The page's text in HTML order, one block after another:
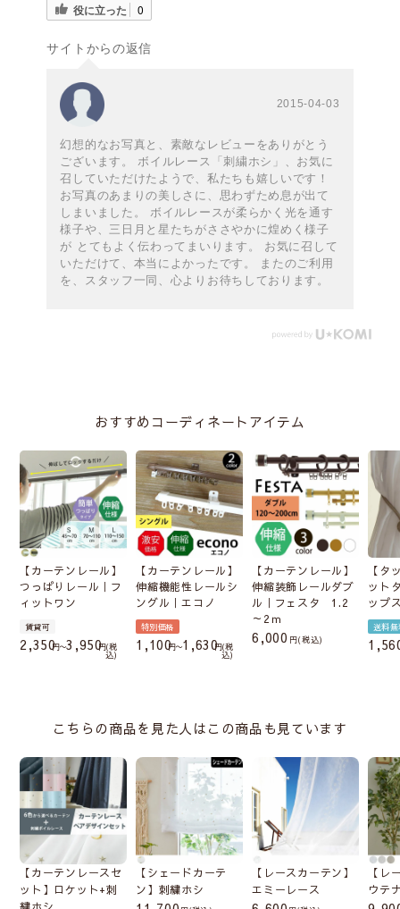
役に立った 0
サイトからの返信
2015-04-03
幻想的なお写真と、素敵なレビューをありがとう
ございます。 ボイルレース「刺繍ホシ」、お気に
召していただけたようで、私たちも嬉しいです！
お写真のあまりの美しさに、思わずため息が出て
しまいました。 ボイルレースが柔らかく光を通す
様子や、三日月と星たちがささやかに煌めく様子
が とてもよく伝わってまいります。 お気に召して
いただけて、本当によかったです。 またのご利用
を、スタッフ一同、心よりお待ちしております。
おすすめコーディネートアイテム
【カーテンレール】
つっぱりレール｜フ
ィットワン
賃貸可
2,350 〜3,950 税
込
【カーテンレール】
伸縮機能性レールシ
ングル｜エコノ
特別価格
1,100 〜1,630 税
込
【カーテンレール】
伸縮装飾レールダブ
ル｜フェスタ 1.2
～2ｍ
6,000 税込
【タ
ット
ップ
送料無
こちらの商品を見た人はこの商品も見ています
【カーテンレースセ
ット】ロケット+刺
【シェードカーテ
ン】刺繍ホシ
【レースカーテン】
エミーレース
【レ
ウテ